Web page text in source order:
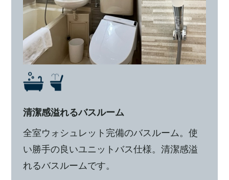
清潔感溢れるバスルーム
全室ウォシュレット完備のバスルーム。使
い勝手の良いユニットバス仕様。清潔感溢
れるバスルームです。